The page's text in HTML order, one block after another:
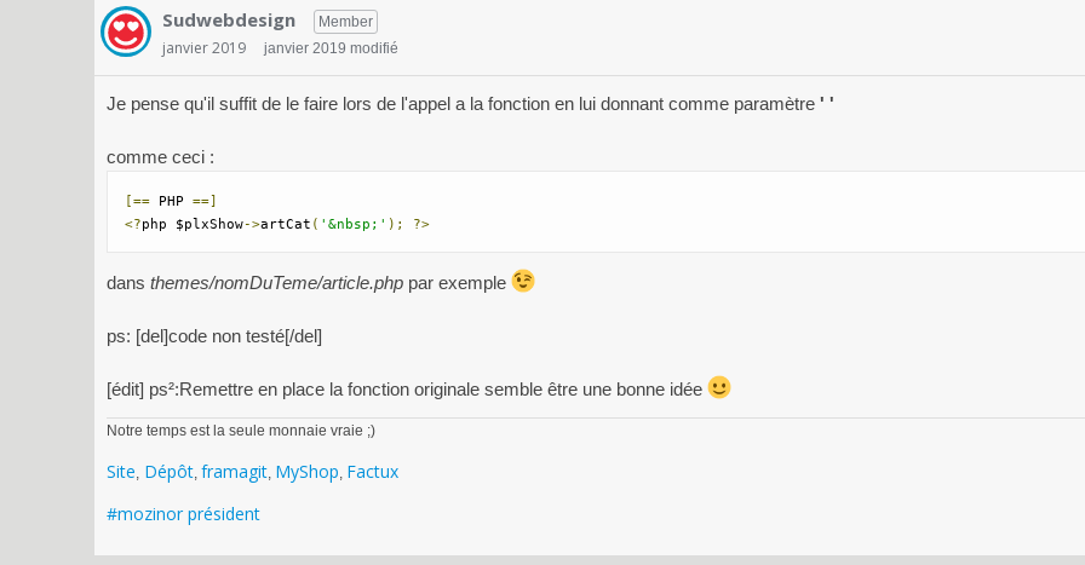
Sudwebdesign Member
janvier 2019 janvier 2019 modifié
Je pense qu'il suffit de le faire lors de l'appel a la fonction en lui donnant comme paramètre ' '
comme ceci :
[== PHP ==]
<?php $plxShow->artCat ( '&nbsp;' ); ?>
dans themes/nomDuTeme/article.php par exemple
ps: [del]code non testé[/del]
[édit] ps²:Remettre en place la fonction originale semble être une bonne idée
Notre temps est la seule monnaie vraie ;)
Site, Dépôt, framagit, MyShop, Factux
#mozinor président